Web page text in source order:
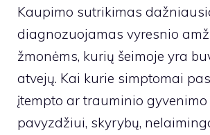
Kaupimo sutrikimas
diagnozuojamas vyresnio
žmonėms, kurių šeimoje yra
atvejų. Kai kurie simptomai
įtempto ar trauminio gyvenimo
pavyzdžiui, skyrybų,